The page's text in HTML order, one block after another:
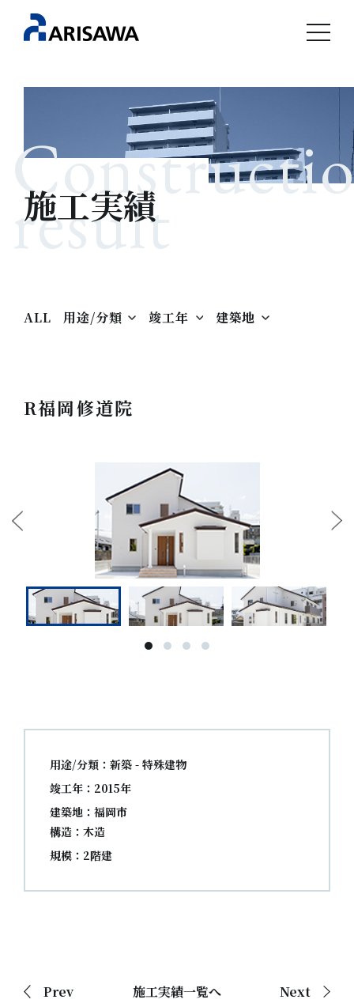
result
施工実績
ALL 用途/分類 竣工年 建築地
R福岡修道院
用途/分類：新築 - 特殊建物
竣工年：2015年
建築地：福岡市
構造：木造
規模：2階建
Next
施工実績一覧へ
Prev